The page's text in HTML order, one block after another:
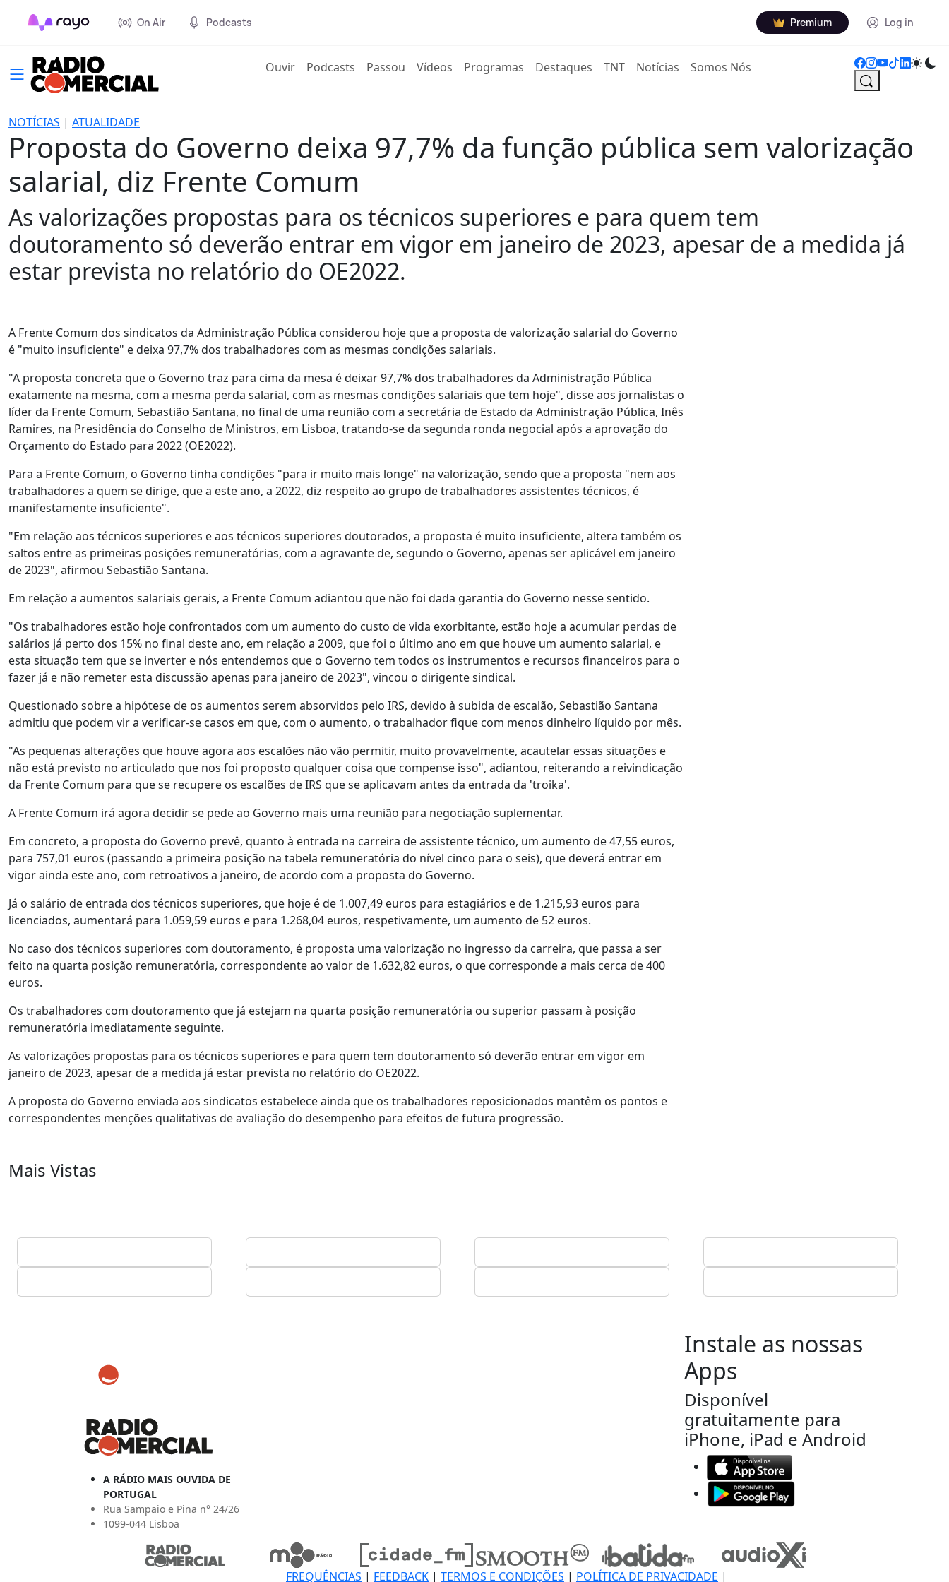
On Air Podcasts Premium Log in
Ouvir(current)
Podcasts Passou Vídeos Programas Destaques TNT Notícias Somos Nós
NOTÍCIAS | ATUALIDADE
Proposta do Governo deixa 97,7% da função pública sem valorização
salarial, diz Frente Comum
As valorizações propostas para os técnicos superiores e para quem tem
doutoramento só deverão entrar em vigor em janeiro de 2023, apesar de a medida já
estar prevista no relatório do OE2022.
A Frente Comum dos sindicatos da Administração Pública considerou hoje que a proposta de valorização salarial do Governo
é "muito insuficiente" e deixa 97,7% dos trabalhadores com as mesmas condições salariais.
"A proposta concreta que o Governo traz para cima da mesa é deixar 97,7% dos trabalhadores da Administração Pública
exatamente na mesma, com a mesma perda salarial, com as mesmas condições salariais que tem hoje", disse aos jornalistas o
líder da Frente Comum, Sebastião Santana, no final de uma reunião com a secretária de Estado da Administração Pública, Inês
Ramires, na Presidência do Conselho de Ministros, em Lisboa, tratando-se da segunda ronda negocial após a aprovação do
Orçamento do Estado para 2022 (OE2022).
Para a Frente Comum, o Governo tinha condições "para ir muito mais longe" na valorização, sendo que a proposta "nem aos
trabalhadores a quem se dirige, que a este ano, a 2022, diz respeito ao grupo de trabalhadores assistentes técnicos, é
manifestamente insuficiente".
"Em relação aos técnicos superiores e aos técnicos superiores doutorados, a proposta é muito insuficiente, altera também os
saltos entre as primeiras posições remuneratórias, com a agravante de, segundo o Governo, apenas ser aplicável em janeiro
de 2023", afirmou Sebastião Santana.
Em relação a aumentos salariais gerais, a Frente Comum adiantou que não foi dada garantia do Governo nesse sentido.
"Os trabalhadores estão hoje confrontados com um aumento do custo de vida exorbitante, estão hoje a acumular perdas de
salários já perto dos 15% no final deste ano, em relação a 2009, que foi o último ano em que houve um aumento salarial, e
esta situação tem que se inverter e nós entendemos que o Governo tem todos os instrumentos e recursos financeiros para o
fazer já e não remeter esta discussão apenas para janeiro de 2023", vincou o dirigente sindical.
Questionado sobre a hipótese de os aumentos serem absorvidos pelo IRS, devido à subida de escalão, Sebastião Santana
admitiu que podem vir a verificar-se casos em que, com o aumento, o trabalhador fique com menos dinheiro líquido por mês.
"As pequenas alterações que houve agora aos escalões não vão permitir, muito provavelmente, acautelar essas situações e
não está previsto no articulado que nos foi proposto qualquer coisa que compense isso", adiantou, reiterando a reivindicação
da Frente Comum para que se recupere os escalões de IRS que se aplicavam antes da entrada da 'troika'.
A Frente Comum irá agora decidir se pede ao Governo mais uma reunião para negociação suplementar.
Em concreto, a proposta do Governo prevê, quanto à entrada na carreira de assistente técnico, um aumento de 47,55 euros,
para 757,01 euros (passando a primeira posição na tabela remuneratória do nível cinco para o seis), que deverá entrar em
vigor ainda este ano, com retroativos a janeiro, de acordo com a proposta do Governo.
Já o salário de entrada dos técnicos superiores, que hoje é de 1.007,49 euros para estagiários e de 1.215,93 euros para
licenciados, aumentará para 1.059,59 euros e para 1.268,04 euros, respetivamente, um aumento de 52 euros.
No caso dos técnicos superiores com doutoramento, é proposta uma valorização no ingresso da carreira, que passa a ser
feito na quarta posição remuneratória, correspondente ao valor de 1.632,82 euros, o que corresponde a mais cerca de 400
euros.
Os trabalhadores com doutoramento que já estejam na quarta posição remuneratória ou superior passam à posição
remuneratória imediatamente seguinte.
As valorizações propostas para os técnicos superiores e para quem tem doutoramento só deverão entrar em vigor em
janeiro de 2023, apesar de a medida já estar prevista no relatório do OE2022.
A proposta do Governo enviada aos sindicatos estabelece ainda que os trabalhadores reposicionados mantêm os pontos e
correspondentes menções qualitativas de avaliação do desempenho para efeitos de futura progressão.
Mais Vistas
A RÁDIO MAIS OUVIDA DE
PORTUGAL
Rua Sampaio e Pina n° 24/26
1099-044 Lisboa
Instale as nossas
Apps
Disponível
gratuitamente para
iPhone, iPad e Android
FREQUÊNCIAS | FEEDBACK | TERMOS E CONDIÇÕES | POLÍTICA DE PRIVACIDADE |